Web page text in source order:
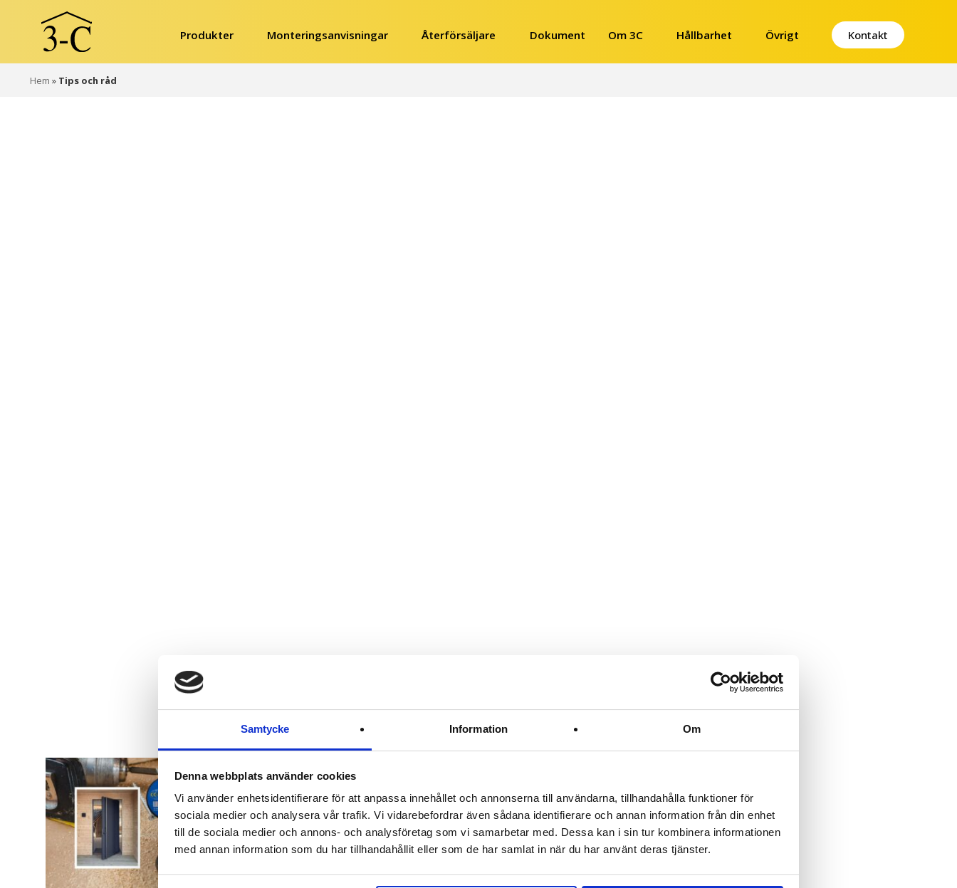
Samtycke Information Om
Denna webbplats använder cookies
Vi använder enhetsidentifierare för att anpassa innehållet och annonserna till användarna, tillhandahålla funktioner för
sociala medier och analysera vår trafik. Vi vidarebefordrar även sådana identifierare och annan information från din enhet
till de sociala medier och annons- och analysföretag som vi samarbetar med. Dessa kan i sin tur kombinera informationen
med annan information som du har tillhandahållit eller som de har samlat in när du har använt deras tjänster.
Produkter Monteringsanvisningar Återförsäljare Dokument Om 3C Hållbarhet Övrigt Kontakt
Hem » Tips och råd